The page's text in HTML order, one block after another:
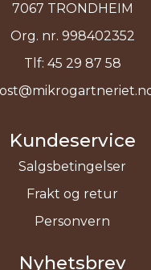
7067 TRONDHEIM
Org. nr. 998402352
Tlf: 45 29 87 58
Kundeservice
Salgsbetingelser
Frakt og retur
Personvern
Nyhetsbrev